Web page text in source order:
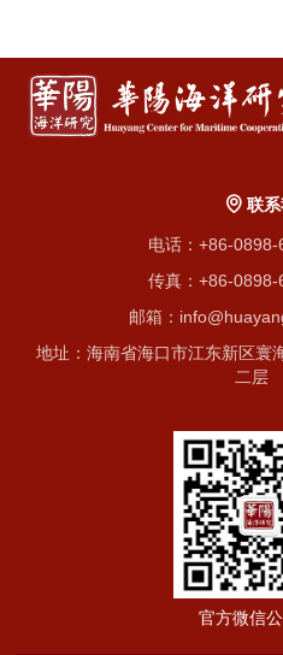
联
电话：+86-0898-
传真：+86-0898-
邮箱：
地址：海南省海口市江东新区寰
二层
官方微信